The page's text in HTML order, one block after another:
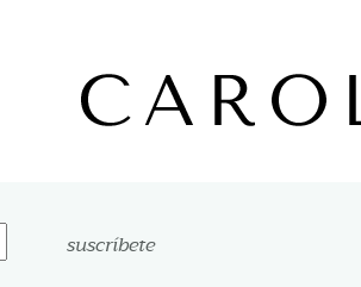
suscríbete